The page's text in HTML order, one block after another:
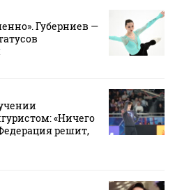
Губерниев —
«Ничего
решит,